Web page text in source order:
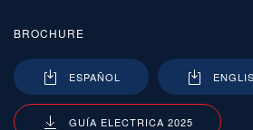
BROCHURE
ESPAÑOL
GUÍA ELECTRICA 2025